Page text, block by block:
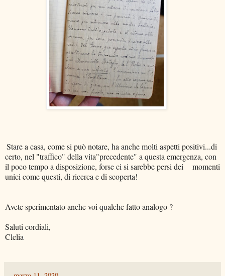
a casa, come si può notare, ha anche molti aspetti positivi...di
certo, nel "traffico" della vita"precedente" a questa emergenza, con
il poco tempo a disposizione, forse ci si sarebbe persi dei momenti
unici come questi, di ricerca e di scoperta!
Avete sperimentato anche voi qualche fatto analogo ?
Saluti cordiali,
Clelia